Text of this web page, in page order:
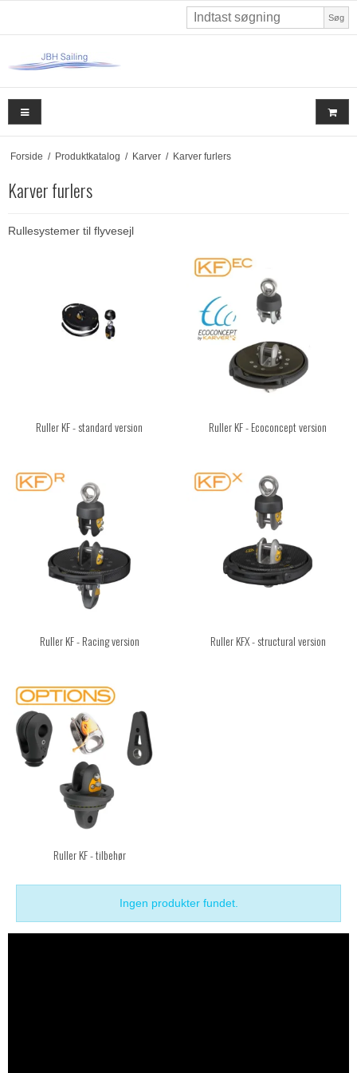
Søg
Forside / Produktkatalog / Karver / Karver furlers
Karver furlers
Rullesystemer til flyvesejl
Ruller KF - standard version Ruller KF - Ecoconcept version
Ruller KF - Racing version Ruller KFX - structural version
Ruller KF - tilbehør
Ingen produkter fundet.